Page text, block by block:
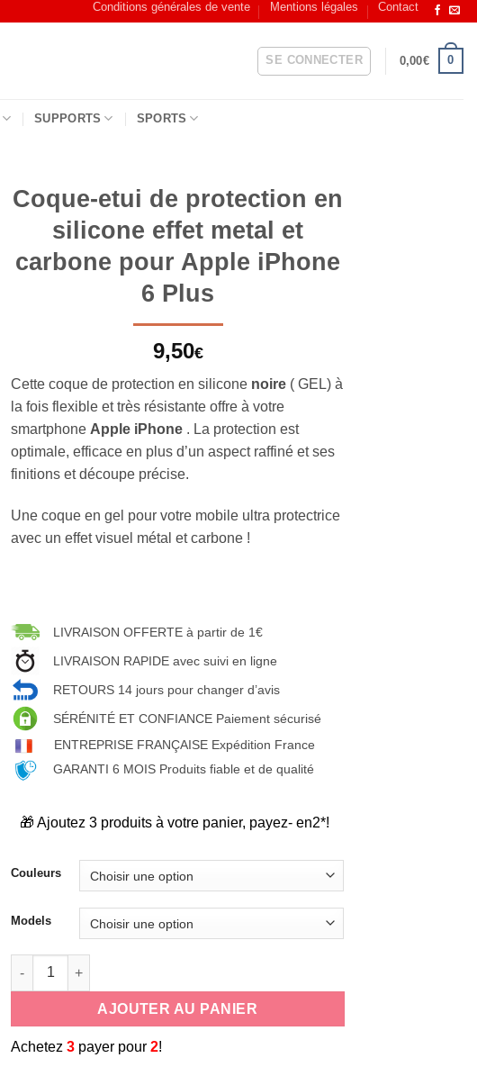
Conditions générales de vente Mentions légales Contact
SE CONNECTER 0,00€ 0
SUPPORTS SPORTS
Coque-etui de protection en
silicone effet metal et
carbone pour Apple iPhone
6 Plus
9,50€
Cette coque de protection en silicone noire ( GEL) à
la fois flexible et très résistante offre à votre
smartphone Apple iPhone . La protection est
optimale, efficace en plus d’un aspect raffiné et ses
finitions et découpe précise.
Une coque en gel pour votre mobile ultra protectrice
avec un effet visuel métal et carbone !
LIVRAISON OFFERTE à partir de 1€
LIVRAISON RAPIDE avec suivi en ligne
RETOURS 14 jours pour changer d’avis
SÉRÉNITÉ ET CONFIANCE Paiement sécurisé
ENTREPRISE FRANÇAISE Expédition France
GARANTI 6 MOIS Produits fiable et de qualité
🎁 Ajoutez 3 produits à votre panier, payez- en2*!
Couleurs
Models
quantité de Coque-etui de protection en silicone effet metal et carbone
AJOUTER AU PANIER
Achetez3 payer pour2!